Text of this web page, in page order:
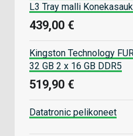
L3 Tray malli
439,00 €
Kingston Technology
32 GB 2 x 16 GB DDR5
519,90 €
Datatronic pelikoneet